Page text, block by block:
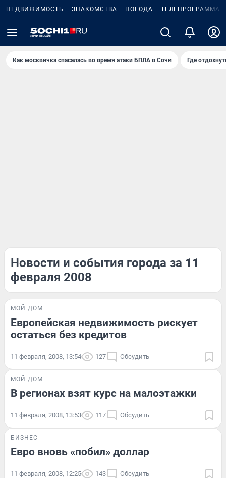
НЕДВИЖИМОСТЬ ЗНАКОМСТВА ПОГОДА ТЕЛЕПРОГРАММА
Как москвичка спасалась во время атаки БПЛА в Сочи Где
Новости и события города за 11
февраля 2008
МОЙ ДОМ
Европейская недвижимость рискует
остаться без кредитов
11 февраля, 2008, 13:54 127 Обсудить
МОЙ ДОМ
В регионах взят курс на малоэтажки
11 февраля, 2008, 13:53 117 Обсудить
БИЗНЕС
Евро вновь «побил» доллар
11 февраля, 2008, 12:25 143 Обсудить